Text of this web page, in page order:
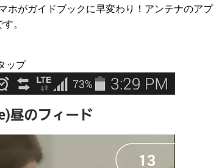
ホがガイドブックに早変わり！アンテナのアプ
。
ップ